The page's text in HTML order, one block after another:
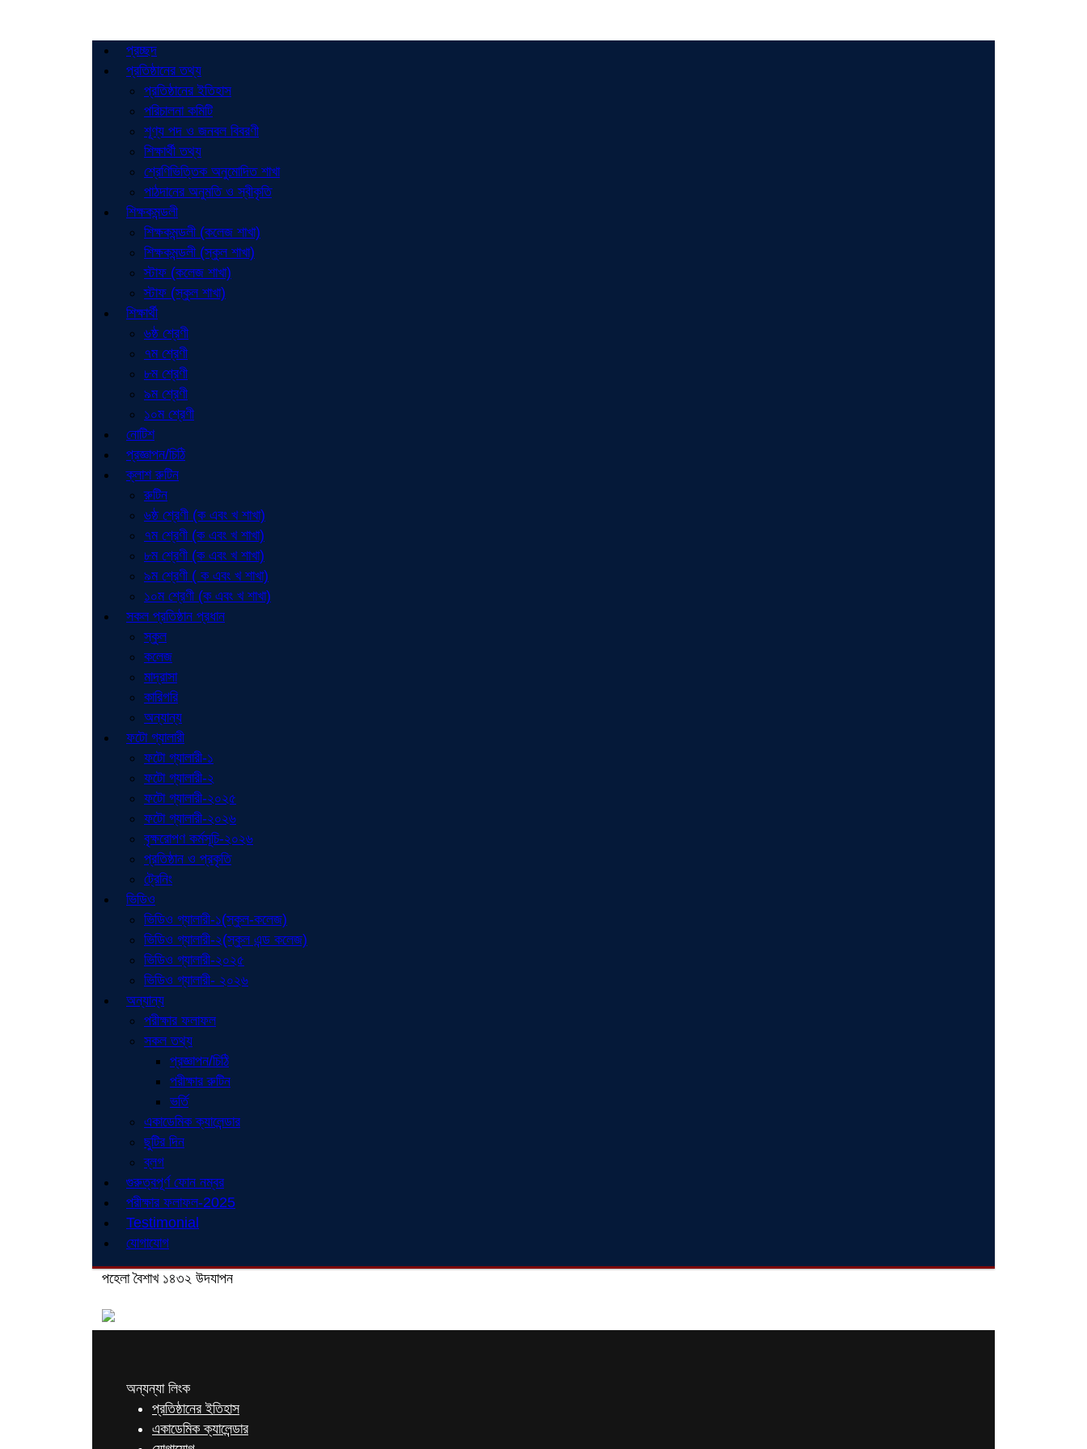
প্রচ্ছদ
প্রতিষ্ঠানের তথ্য
প্রতিষ্ঠানের ইতিহাস
পরিচালনা কমিটি
শূণ্য পদ ও জনবল বিবরণী
শিক্ষার্থী তথ্য
শ্রেণিভিত্তিক অনুমোদিত শাখা
পাঠদানের অনুমতি ও স্বীকৃতি
শিক্ষকমন্ডলী
শিক্ষকমন্ডলী (কলেজ শাখা)
শিক্ষকমন্ডলী (স্কুল শাখা)
স্টাফ (কলেজ শাখা)
স্টাফ (স্কুল শাখা)
শিক্ষার্থী
৬ষ্ঠ শ্রেণী
৭ম শ্রেণী
৮ম শ্রেণী
৯ম শ্রেণী
১০ম শ্রেণী
নোটিশ
প্রজ্ঞাপন/চিঠি
ক্লাশ রুটিন
রুটিন
৬ষ্ঠ শ্রেণী (ক এবং খ শাখা)
৭ম শ্রেণী (ক এবং খ শাখা)
৮ম শ্রেণী (ক এবং খ শাখা)
৯ম শ্রেণী ( ক এবং খ শাখা)
১০ম শ্রেণী (ক এবং খ শাখা)
সকল প্রতিষ্ঠান প্রধান
স্কুল
কলেজ
মাদ্রাসা
কারিগরি
অন্যান্য
ফটো গ্যালারী
ফটো গ্যালারী-১
ফটো গ্যালারী-২
ফটো গ্যালারী-২০২৫
ফটো গ্যালারী-২০২৬
বৃক্ষরোপণ কর্মসূচি-২০২৬
প্রতিষ্ঠান ও প্রকৃতি
ট্রেনিং
ভিডিও
ভিডিও গ্যালারী-১(স্কুল-কলেজ)
ভিডিও গ্যালারী-২(স্কুল এন্ড কলেজ)
ভিডিও গ্যালারী-২০২৫
ভিডিও গ্যালারী- ২০২৬
অন্যান্য
পরীক্ষার ফলাফল
সকল তথ্য
প্রজ্ঞাপন/চিঠি
পরীক্ষার রুটিন
ভর্তি
একাডেমিক ক্যালেন্ডার
ছুটির দিন
ব্লগ
গুরুত্বপূর্ণ ফোন নম্বর
পরীক্ষার ফলাফল-2025
Testimonial
যোগাযোগ
পহেলা বৈশাখ ১৪৩২ উদযাপন
অন্যন্যা লিংক
প্রতিষ্ঠানের ইতিহাস
একাডেমিক ক্যালেন্ডার